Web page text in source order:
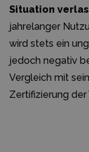
Situation
jahrelanger
wird stets ein
jedoch negativ
Vergleich mit
Zertifizierung